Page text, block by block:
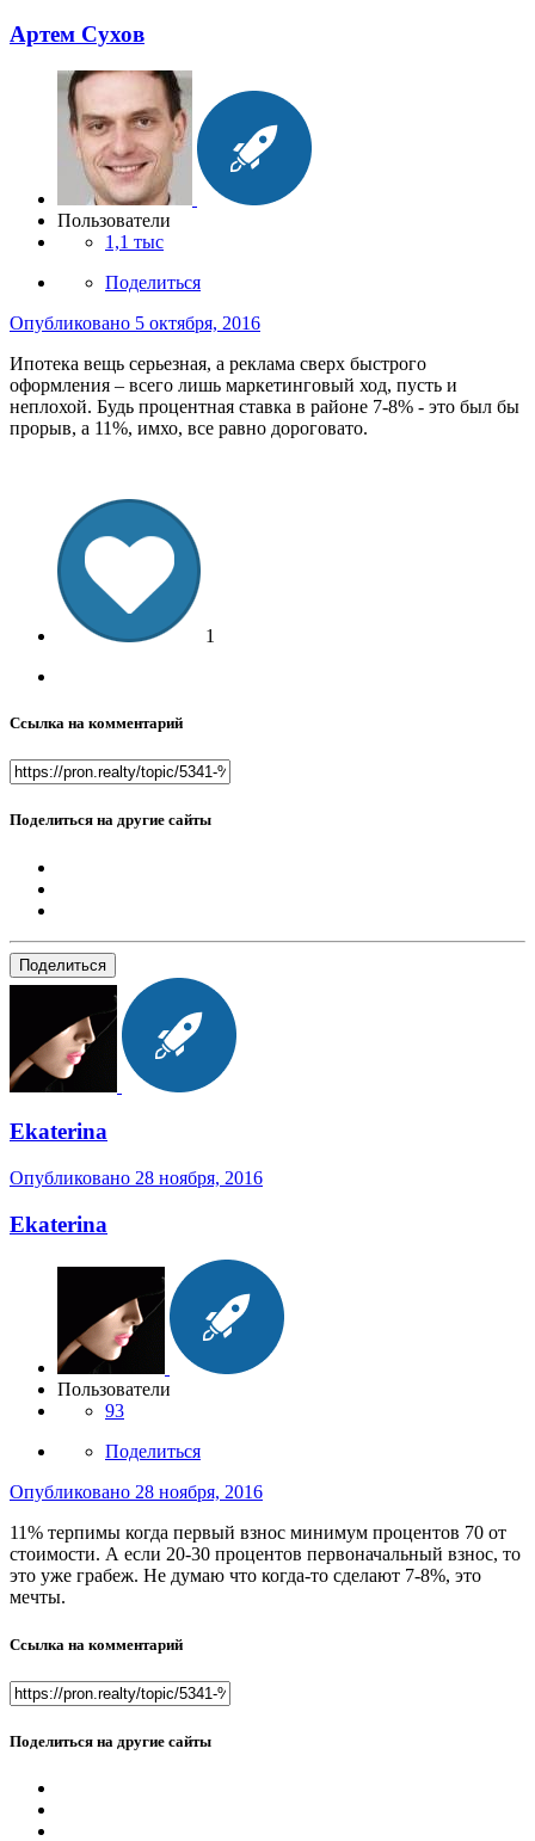
Артем Сухов
Пользователи
1,1 тыс
Поделиться
Опубликовано 5 октября, 2016
Ипотека вещь серьезная, а реклама сверх быстрого
оформления – всего лишь маркетинговый ход, пусть и
неплохой. Будь процентная ставка в районе 7-8% - это был бы
прорыв, а 11%, имхо, все равно дороговато.
1
Ссылка на комментарий
Поделиться на другие сайты
Поделиться
Ekaterina
Опубликовано 28 ноября, 2016
Ekaterina
Пользователи
93
Поделиться
Опубликовано 28 ноября, 2016
11% терпимы когда первый взнос минимум процентов 70 от
стоимости. А если 20-30 процентов первоначальный взнос, то
это уже грабеж. Не думаю что когда-то сделают 7-8%, это
мечты.
Ссылка на комментарий
Поделиться на другие сайты